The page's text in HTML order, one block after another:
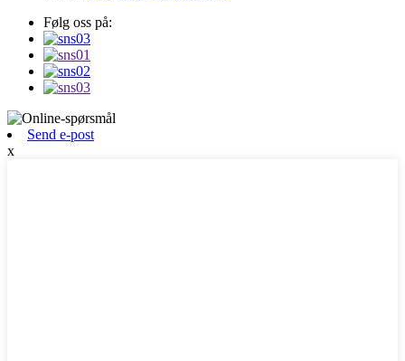
Følg oss på:
Send e-post
x